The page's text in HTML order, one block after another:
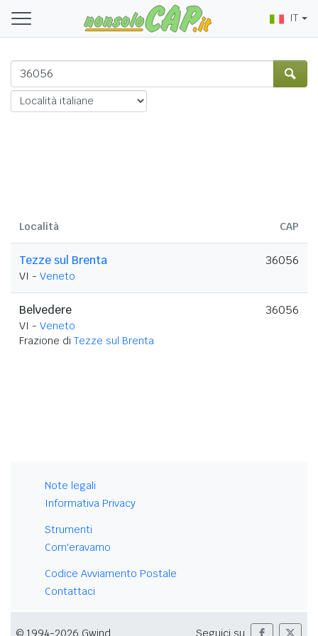
IT
Località CAP
Tezze sul Brenta
VI - Veneto
36056
Belvedere
VI - Veneto
Frazione di Tezze sul Brenta
36056
Note legali
Informativa Privacy
Strumenti
Com'eravamo
Codice Avviamento Postale
Contattaci
© 1994-2026 Gwind Seguici su